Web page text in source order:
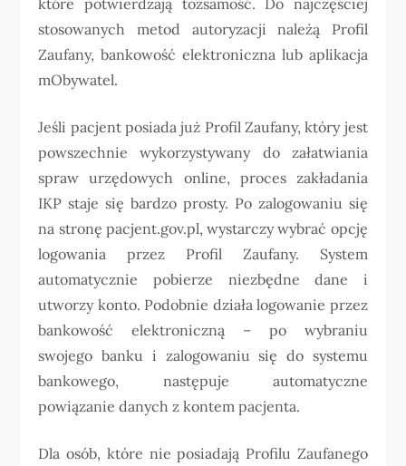
stosowanych metod autoryzacji należą Profil
Zaufany, bankowość elektroniczna lub aplikacja
mObywatel.
Jeśli pacjent posiada już Profil Zaufany, który jest
powszechnie wykorzystywany do załatwiania
spraw urzędowych online, proces zakładania
IKP staje się bardzo prosty. Po zalogowaniu się
na stronę pacjent.gov.pl, wystarczy wybrać opcję
logowania przez Profil Zaufany. System
automatycznie pobierze niezbędne dane i
utworzy konto. Podobnie działa logowanie przez
bankowość elektroniczną – po wybraniu
swojego banku i zalogowaniu się do systemu
bankowego, następuje automatyczne
powiązanie danych z kontem pacjenta.
Dla osób, które nie posiadają Profilu Zaufanego